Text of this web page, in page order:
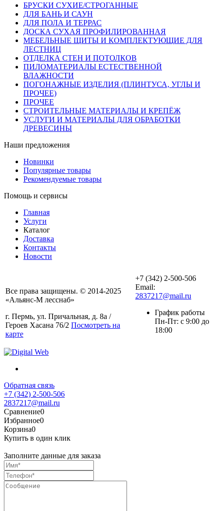
БРУСКИ СУХИЕ/СТРОГАННЫЕ
ДЛЯ БАНЬ И САУН
ДЛЯ ПОЛА И ТЕРРАС
ДОСКА СУХАЯ ПРОФИЛИРОВАННАЯ
МЕБЕЛЬНЫЕ ЩИТЫ И КОМПЛЕКТУЮЩИЕ ДЛЯ
ЛЕСТНИЦ
ОТДЕЛКА СТЕН И ПОТОЛКОВ
ПИЛОМАТЕРИАЛЫ ЕСТЕСТВЕННОЙ
ВЛАЖНОСТИ
ПОГОНАЖНЫЕ ИЗДЕЛИЯ (ПЛИНТУСА, УГЛЫ И
ПРОЧЕЕ)
ПРОЧЕЕ
СТРОИТЕЛЬНЫЕ МАТЕРИАЛЫ И КРЕПЁЖ
УСЛУГИ И МАТЕРИАЛЫ ДЛЯ ОБРАБОТКИ
ДРЕВЕСИНЫ
Наши предложения
Новинки
Популярные товары
Рекомендуемые товары
Помощь и сервисы
Главная
Услуги
Каталог
Доставка
Контакты
Новости
Все права защищены. © 2014-2025
«Альянс-М лесснаб»
г. Пермь, ул. Причальная, д. 8а /
Героев Хасана 76/2 Посмотреть на
карте
+7 (342) 2-500-506
Email:
2837217@mail.ru
График работы
Пн-Пт: с 9:00 до
18:00
Обратная связь
+7 (342) 2-500-506
2837217@mail.ru
Сравнение0
Избранное0
Корзина0
Купить в один клик
Заполните данные для заказа